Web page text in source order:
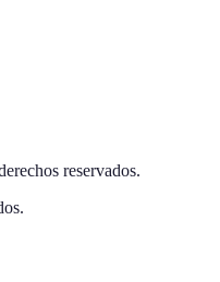
reservados.